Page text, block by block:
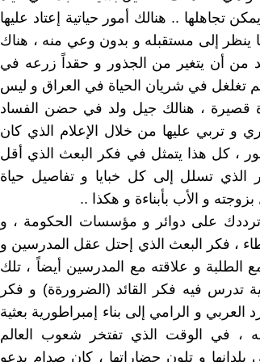
تجاهلها .. هنالك أمور حياتية إعتاد عليها
ينظر إلى مستقبله و بدون وعي منه ، هناك
من أن يتغير من الجذور و حقداً زرعه في
تغلغل في شريان الحياة في العراق و ليس
قصيرة ، هنالك جيل ولد في حضن الفساد
و تربي عليها من خلال الإعلام الذي كان
، كل هذا يتمثل في فكر البعث الذي أقل
تسلل إلى كل خبايا و تفاصيل حياة
و الأب بأبناءة و هكذا ..
ترددك على دوائر و مؤسسات الحكومة ، و
، فكر البعث الذي إحتل عقل المدرسين و
و علاقته مع المدرسين أيضاً ، تلك
تدرس فيه فكر القائد (الضرورةة) و فكر
و الرامي إلى بناء إمبراطورية بعثية
، في الوقت الذي تفتخر شعوب العالم
بلدانها و تلون حضاراتها ، كان صدام يدعو